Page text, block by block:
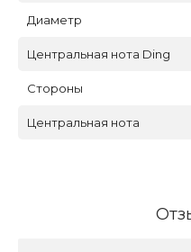
Диаметр
Центральная нота Ding
Стороны
Центральная нота